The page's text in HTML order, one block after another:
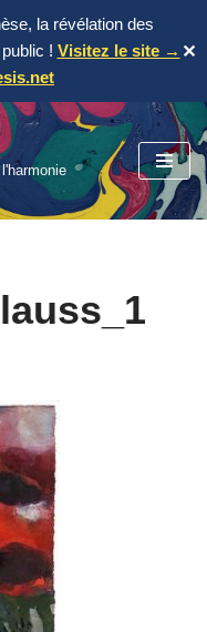
la révélation des
! Visitez le site → ✕